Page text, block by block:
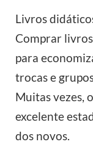
Livros
Comprar
para
trocas e
Muitas vezes,
excelente
dos novos.